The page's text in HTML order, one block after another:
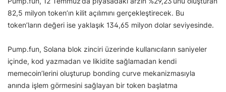
82,5 milyon token’ın kilit açılımını gerçekleştirecek. Bu
token’ların değeri ise yaklaşık 134,65 milyon dolar seviyesinde.
Pump.fun, Solana blok zinciri üzerinde kullanıcıların saniyeler
içinde, kod yazmadan ve likidite sağlamadan kendi
memecoin’lerini oluşturup bonding curve mekanizmasıyla
anında işlem görmesini sağlayan bir token başlatma